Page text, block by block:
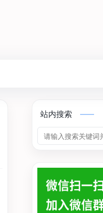
站内搜索